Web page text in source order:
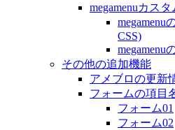
megamenuカスタ
megamenu
CSS)
megamenu
その他の追加機能
アメブロの更新
フォームの項目
フォーム01
フォーム02